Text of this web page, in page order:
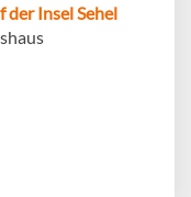
der Insel Sehel